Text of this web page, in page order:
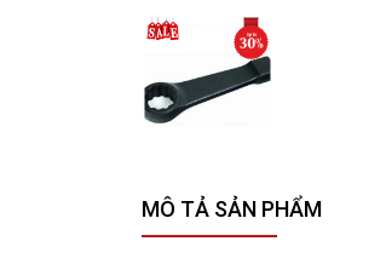
MÔ TẢ SẢN PHẨM